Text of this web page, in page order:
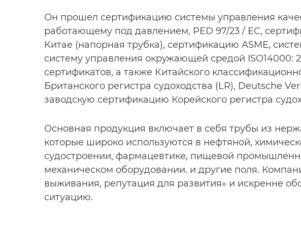
Он прошел сертификацию системы управления
работающему под давлением, PED 97/23 / EC,
Китае (напорная трубка), сертификацию ASME,
систему управления окружающей средой ISO14000:
сертификатов, а также Китайского
Британского регистра судоходства (LR), Deutsche
заводскую сертификацию Корейского регистра
Основная продукция включает в себя трубы из
которые широко используются в нефтяной,
судостроении, фармацевтике, пищевой
механическом оборудовании. и другие поля.
выживания, репутация для развития» и искренне
ситуацию.